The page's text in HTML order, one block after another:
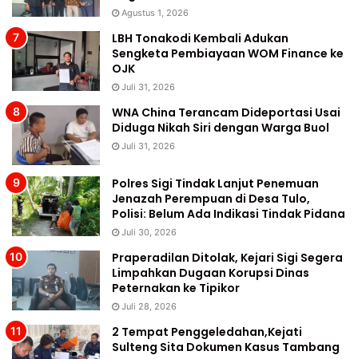
Agustus 1, 2026
LBH Tonakodi Kembali Adukan
Sengketa Pembiayaan WOM Finance ke
OJK
Juli 31, 2026
WNA China Terancam Dideportasi Usai
Diduga Nikah Siri dengan Warga Buol
Juli 31, 2026
Polres Sigi Tindak Lanjut Penemuan
Jenazah Perempuan di Desa Tulo,
Polisi: Belum Ada Indikasi Tindak Pidana
Juli 30, 2026
Praperadilan Ditolak, Kejari Sigi Segera
Limpahkan Dugaan Korupsi Dinas
Peternakan ke Tipikor
Juli 28, 2026
2 Tempat Penggeledahan,Kejati
Sulteng Sita Dokumen Kasus Tambang